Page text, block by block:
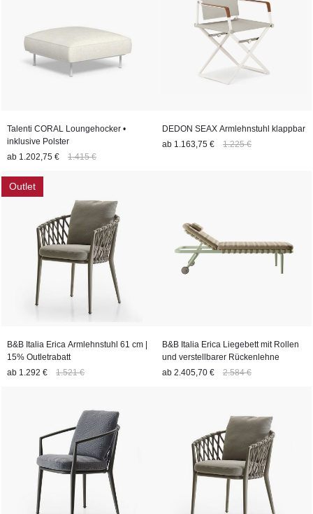
Talenti CORAL Loungehocker •
inklusive Polster
ab 1.202,75 € 1.415 €
DEDON SEAX Armlehnstuhl klappbar
ab 1.163,75 € 1.225 €
Outlet
B&B Italia Erica Armlehnstuhl 61 cm |
15% Outletrabatt
ab 1.292 € 1.521 €
B&B Italia Erica Liegebett mit Rollen
und verstellbarer Rückenlehne
ab 2.405,70 € 2.584 €